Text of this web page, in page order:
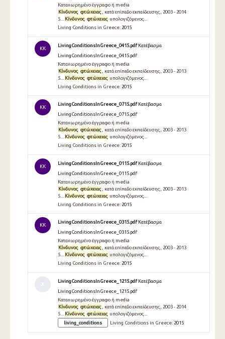
Καταχωρημένο έγγραφο ή media
Κίνδυνος φτώχειας , κατά επίπεδο εκπαίδευσης, 2003 - 2014
5.... Κίνδυνος φτώχειας υπολογιζόμενος...
Living Conditions in Greece: 2015
KK
LivingConditionsInGreece_0415.pdf Κατέβασμα
LivingConditionsInGreece_0415.pdf
Καταχωρημένο έγγραφο ή media
Κίνδυνος φτώχειας , κατά επίπεδο εκπαίδευσης, 2003 - 2013
5....
Κίνδυνος φτώχειας υπολογιζόμενος...
Living Conditions in Greece: 2015
KK
LivingConditionsInGreece_0715.pdf Κατέβασμα
LivingConditionsInGreece_0715.pdf
Καταχωρημένο έγγραφο ή media
Κίνδυνος φτώχειας , κατά επίπεδο εκπαίδευσης, 2003 - 2013
5.... Κίνδυνος φτώχειας υπολογιζόμενος...
Living Conditions in Greece: 2015
KK
LivingConditionsInGreece_0115.pdf Κατέβασμα
LivingConditionsInGreece_0115.pdf
Καταχωρημένο έγγραφο ή media
Κίνδυνος φτώχειας , κατά επίπεδο εκπαίδευσης, 2003 - 2013
5....
Κίνδυνος φτώχειας υπολογιζόμενος...
Living Conditions in Greece: 2015
KK
LivingConditionsInGreece_0315.pdf Κατέβασμα
LivingConditionsInGreece_0315.pdf
Καταχωρημένο έγγραφο ή media
Κίνδυνος φτώχειας , κατά επίπεδο εκπαίδευσης, 2003 - 2013
5.... Κίνδυνος φτώχειας υπολογιζόμενος...
Living Conditions in Greece: 2015
LivingConditionsInGreece_1215.pdf Κατέβασμα
LivingConditionsInGreece_1215.pdf
Καταχωρημένο έγγραφο ή media
Κίνδυνος φτώχειας , κατά επίπεδο εκπαίδευσης, 2003 - 2014
5....
Κίνδυνος φτώχειας υπολογιζόμενος...
living_conditions
Living Conditions in Greece: 2015